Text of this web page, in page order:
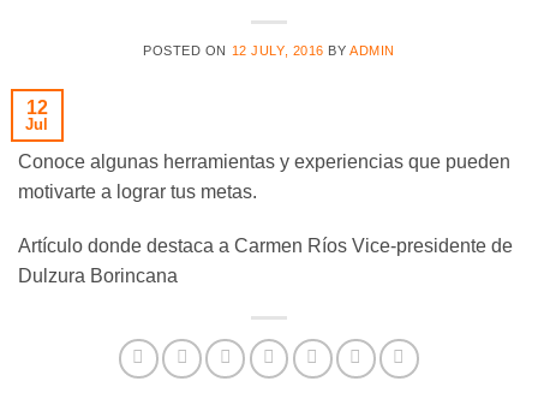
POSTED ON 12 JULY, 2016 BYADMIN
12
Jul
Conoce algunas herramientas y experiencias que pueden
motivarte a lograr tus metas.
Artículo donde destaca a Carmen Ríos Vice-presidente de
Dulzura Borincana